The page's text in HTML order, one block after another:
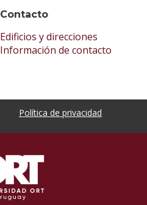
Contacto
Edificios y direcciones
Información de contacto
Política de privacidad